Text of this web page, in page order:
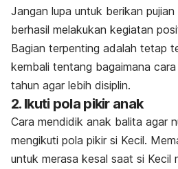
Jangan lupa untuk berikan
berhasil melakukan kegiatan
Bagian terpenting adalah tetap
kembali tentang bagaimana
tahun agar lebih disiplin.
2. Ikuti pola pikir anak
Cara mendidik anak balita agar
mengikuti pola pikir si Kecil.
untuk merasa kesal saat si Kecil